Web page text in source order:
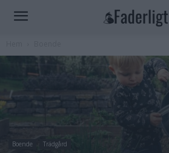
Boende Trädgård